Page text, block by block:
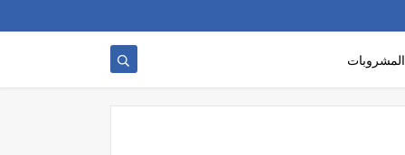
المشروبات